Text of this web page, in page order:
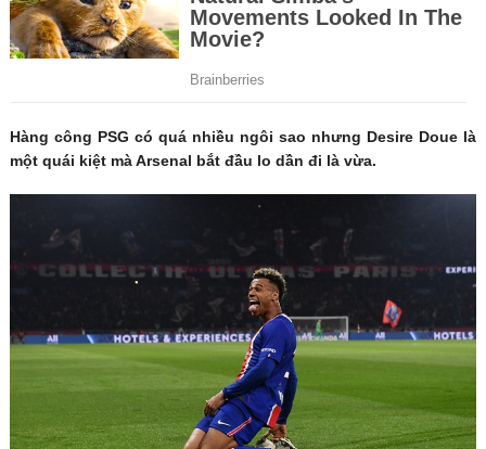
Hàng công PSG có quá nhiều ngôi sao nhưng Desire Doue là
một quái kiệt mà Arsenal bắt đầu lo dần đi là vừa.